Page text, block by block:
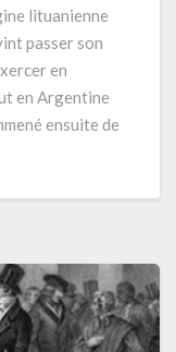
lituanienne
passer son
en
en Argentine
ensuite de